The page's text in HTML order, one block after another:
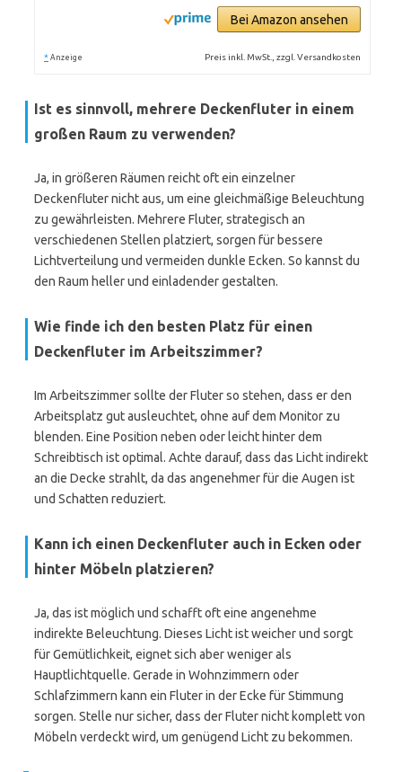
Bei Amazon ansehen
* Anzeige Preis inkl. MwSt., zzgl. Versandkosten
Ist es sinnvoll, mehrere Deckenfluter in einem
großen Raum zu verwenden?
Ja, in größeren Räumen reicht oft ein einzelner
Deckenfluter nicht aus, um eine gleichmäßige Beleuchtung
zu gewährleisten. Mehrere Fluter, strategisch an
verschiedenen Stellen platziert, sorgen für bessere
Lichtverteilung und vermeiden dunkle Ecken. So kannst du
den Raum heller und einladender gestalten.
Wie finde ich den besten Platz für einen
Deckenfluter im Arbeitszimmer?
Im Arbeitszimmer sollte der Fluter so stehen, dass er den
Arbeitsplatz gut ausleuchtet, ohne auf dem Monitor zu
blenden. Eine Position neben oder leicht hinter dem
Schreibtisch ist optimal. Achte darauf, dass das Licht indirekt
an die Decke strahlt, da das angenehmer für die Augen ist
und Schatten reduziert.
Kann ich einen Deckenfluter auch in Ecken oder
hinter Möbeln platzieren?
Ja, das ist möglich und schafft oft eine angenehme
indirekte Beleuchtung. Dieses Licht ist weicher und sorgt
für Gemütlichkeit, eignet sich aber weniger als
Hauptlichtquelle. Gerade in Wohnzimmern oder
Schlafzimmern kann ein Fluter in der Ecke für Stimmung
sorgen. Stelle nur sicher, dass der Fluter nicht komplett von
Möbeln verdeckt wird, um genügend Licht zu bekommen.